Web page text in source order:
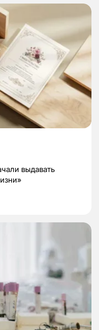
выдавать